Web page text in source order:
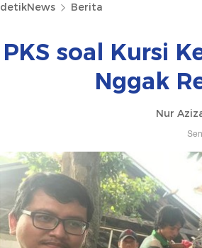
detikNews Berita
PKS soal Kursi
Nggak
Nur